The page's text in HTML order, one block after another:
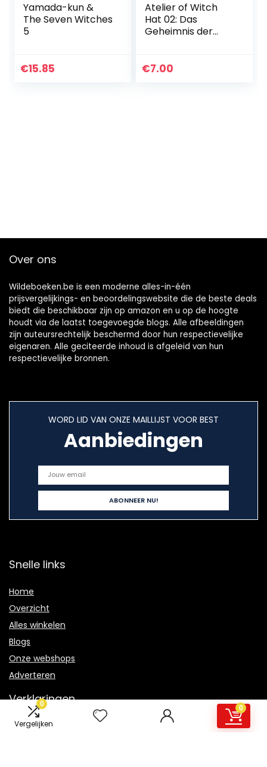
0
Vergelijken
0
Yamada-kun &
The Seven Witches
5
€15.85
Atelier of Witch
Hat 02: Das
Geheimnis der
€7.00
Over ons
Wildeboeken.be is een moderne alles-in-één
prijsvergelijkings- en beoordelingswebsite die de beste deals
biedt die beschikbaar zijn op amazon en u op de hoogte
houdt via de laatst toegevoegde blogs. Alle afbeeldingen
zijn auteursrechtelijk beschermd door hun respectievelijke
eigenaren. Alle geciteerde inhoud is afgeleid van hun
respectievelijke bronnen.
WORD LID VAN ONZE MAILLIJST VOOR BEST
Aanbiedingen
Snelle links
Home
Overzicht
Alles winkelen
Blogs
Onze webshops
Adverteren
Verklaringen
Privacybeleid